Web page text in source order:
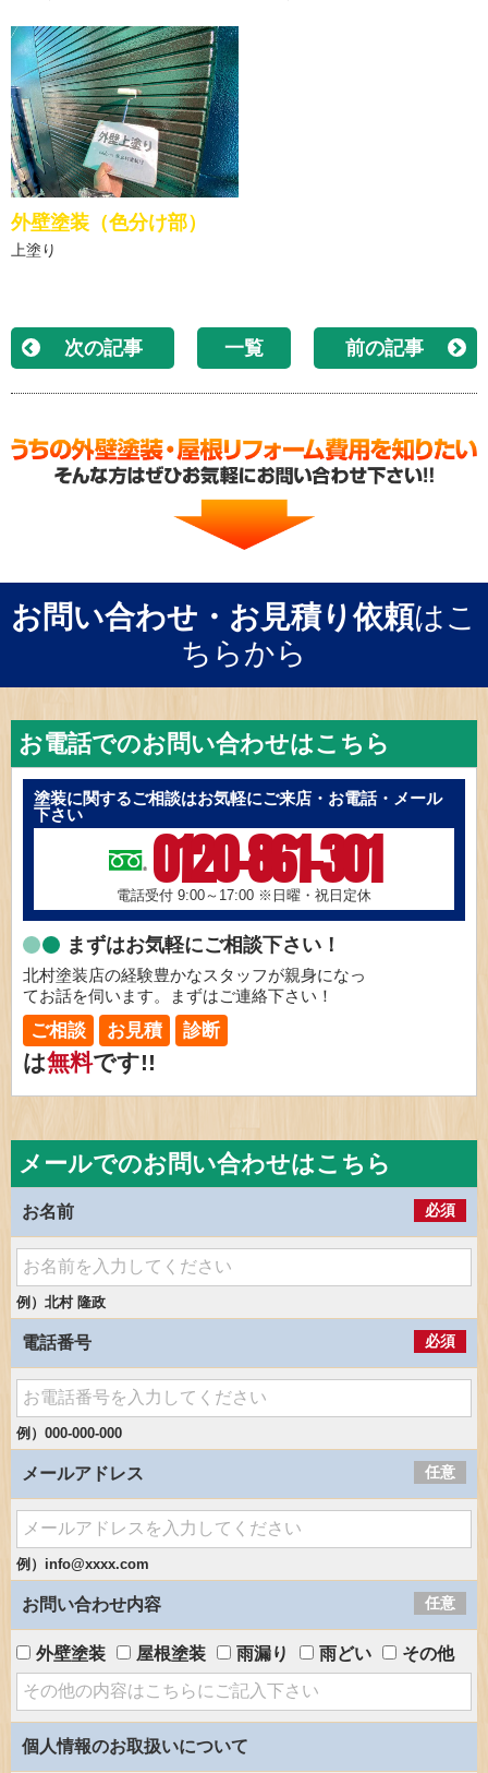
外壁塗装（色分け部）
上塗り
次の記事 一覧 前の記事
お問い合わせ・お見積り依頼はこ
ちらから
お電話でのお問い合わせはこちら
塗装に関するご相談はお気軽にご来店・お電話・メール
下さい
0120-861-301
電話受付 9:00～17:00 ※日曜・祝日定休
まずはお気軽にご相談下さい！
北村塗装店の経験豊かなスタッフが親身になっ
てお話を伺います。まずはご連絡下さい！
ご相談 お見積 診断
は無料です!!
メールでのお問い合わせはこちら
お名前 必須
例）北村 隆政
電話番号 必須
例）000-000-000
メールアドレス 任意
例）info@xxxx.com
お問い合わせ内容 任意
外壁塗装 屋根塗装 雨漏り 雨どい その他
個人情報のお取扱いについて